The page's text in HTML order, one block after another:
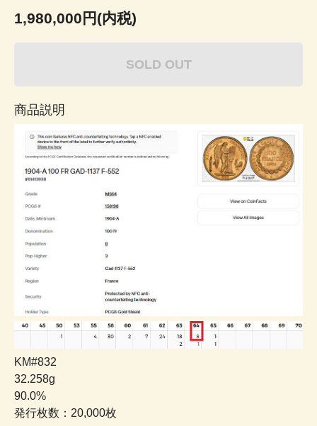
1,980,000円(内税)
SOLD OUT
商品説明
KM#832
32.258g
90.0%
発行枚数：20,000枚